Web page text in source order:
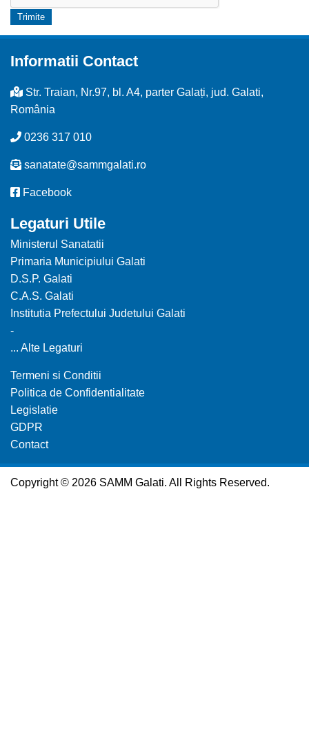
Trimite
Informatii Contact
Str. Traian, Nr.97, bl. A4, parter Galați, jud. Galati,
România
0236 317 010
sanatate@sammgalati.ro
Facebook
Legaturi Utile
Ministerul Sanatatii
Primaria Municipiului Galati
D.S.P. Galati
C.A.S. Galati
Institutia Prefectului Judetului Galati
-
... Alte Legaturi
Termeni si Conditii
Politica de Confidentialitate
Legislatie
GDPR
Contact
Copyright © 2026 SAMM Galati. All Rights Reserved.